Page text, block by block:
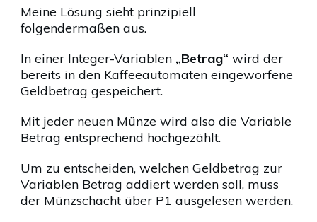
Meine Lösung sieht prinzipiell
folgendermaßen aus.
In einer Integer-Variablen „Betrag“ wird der
bereits in den Kaffeeautomaten eingeworfene
Geldbetrag gespeichert.
Mit jeder neuen Münze wird also die Variable
Betrag entsprechend hochgezählt.
Um zu entscheiden, welchen Geldbetrag zur
Variablen Betrag addiert werden soll, muss
der Münzschacht über P1 ausgelesen werden.